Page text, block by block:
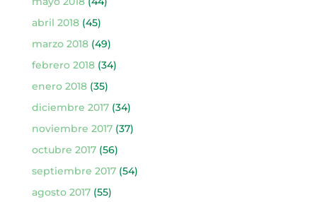
abril 2018(45)
marzo 2018(49)
febrero 2018(34)
enero 2018(35)
diciembre 2017(34)
noviembre 2017(37)
octubre 2017(56)
septiembre 2017(54)
agosto 2017(55)